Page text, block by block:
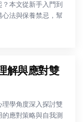
本文從新手入門到
法與保養禁忌，幫
解與應對雙
學角度深入探討雙
應對策略與自我測